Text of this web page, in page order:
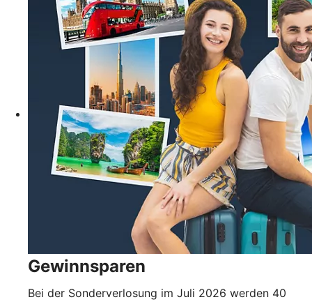
Gewinnsparen
Bei der Sonderverlosung im Juli 2026 werden 40